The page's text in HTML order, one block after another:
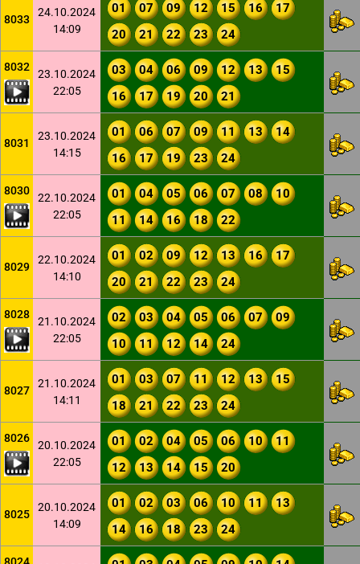
8033
24.10.2024
14:09
01 07 09 12 15 16
17
20
21 22 23 24
8032
23.10.2024
22:05
03 04 06 09 12 13
15
16
17 19 20 21
8031
23.10.2024
14:15
01 06 07 09 11 13
14
16
17 19 23 24
8030
22.10.2024
22:05
01 04 05 06 07 08
10
11
14 16 18 22
8029
22.10.2024
14:10
01 02 09 12 13 16
17
20
21 22 23 24
8028
21.10.2024
22:05
02 03 04 05 06 07
09
10
11 12 14 24
8027
21.10.2024
14:11
01 03 07 11 12 13
15
18
21 22 23 24
8026
20.10.2024
22:05
01 02 04 05 06 10
11
12
13 14 15 20
8025
20.10.2024
14:09
01 02 03 06 10 11
13
14
16 18 23 24